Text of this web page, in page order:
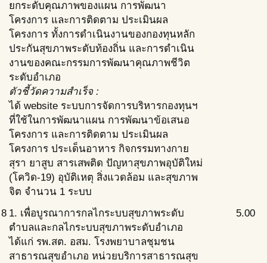
ยกระดับคุณภาพของแผน การพัฒนา
โครงการ และการติดตาม ประเมินผล
โครงการ ทั้งการดำเนินงานของกองทุนหลัก
ประกันสุขภาพระดับท้องถิ่น และการดำเนิน
งานของคณะกรรมการพัฒนาคุณภาพชีวิต
ระดับอำเภอ
ตัวชี้วัดความสำเร็จ :
ได้ website ระบบการจัดการบริหารกองทุนฯ
ที่ใช้ในการพัฒนาแผน การพัฒนาข้อเสนอ
โครงการ และการติดตาม ประเมินผล
โครงการ ประเด็นอาหาร กิจกรรมทางกาย
สุรา ยาสูบ สารเสพติด ปัญหาสุขภาพอุบัติใหม่
(โควิด-19) อุบัติเหตุ สิ่งแวดล้อม และสุขภาพ
จิต จำนวน 1 ระบบ
8 1. เพื่อบูรณาการกลไกระบบสุขภาพระดับ
ตำบลและกลไกระบบสุขภาพระดับอำเภอ
ได้แก่ รพ.สต. อสม. โรงพยาบาลชุมชน
สาธารณสุขอำเภอ หน่วยบริการสาธารณสุข
5.00